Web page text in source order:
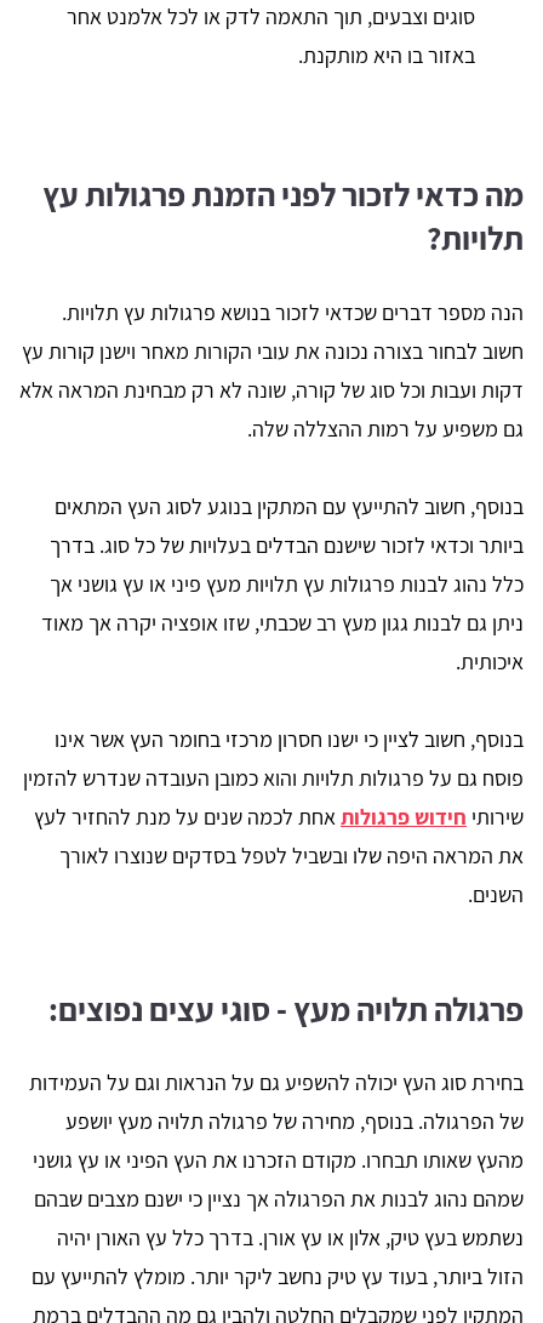
סוגים וצבעים, תוך התאמה לדק או לכל אלמנט אחר
באזור בו היא מותקנת.
מה כדאי לזכור לפני הזמנת פרגולות עץ
תלויות?
הנה מספר דברים שכדאי לזכור בנושא פרגולות עץ תלויות.
חשוב לבחור בצורה נכונה את עובי הקורות מאחר וישנן קורות עץ
דקות ועבות וכל סוג של קורה, שונה לא רק מבחינת המראה אלא
גם משפיע על רמות ההצללה שלה.
בנוסף, חשוב להתייעץ עם המתקין בנוגע לסוג העץ המתאים
ביותר וכדאי לזכור שישנם הבדלים בעלויות של כל סוג. בדרך
כלל נהוג לבנות פרגולות עץ תלויות מעץ פיני או עץ גושני אך
ניתן גם לבנות גגון מעץ רב שכבתי, שזו אופציה יקרה אך מאוד
איכותית.
בנוסף, חשוב לציין כי ישנו חסרון מרכזי בחומר העץ אשר אינו
פוסח גם על פרגולות תלויות והוא כמובן העובדה שנדרש להזמין
שירותי חידוש פרגולותאחת לכמה שנים על מנת להחזיר לעץ
את המראה היפה שלו ובשביל לטפל בסדקים שנוצרו לאורך
השנים.
פרגולה תלויה מעץ - סוגי עצים נפוצים:
בחירת סוג העץ יכולה להשפיע גם על הנראות וגם על העמידות
של הפרגולה. בנוסף, מחירה של פרגולה תלויה מעץ יושפע
מהעץ שאותו תבחרו. מקודם הזכרנו את העץ הפיני או עץ גושני
שמהם נהוג לבנות את הפרגולה אך נציין כי ישנם מצבים שבהם
נשתמש בעץ טיק, אלון או עץ אורן. בדרך כלל עץ האורן יהיה
הזול ביותר, בעוד עץ טיק נחשב ליקר יותר. מומלץ להתייעץ עם
המתקין לפני שמקבלים החלטה ולהבין גם מה ההבדלים ברמת